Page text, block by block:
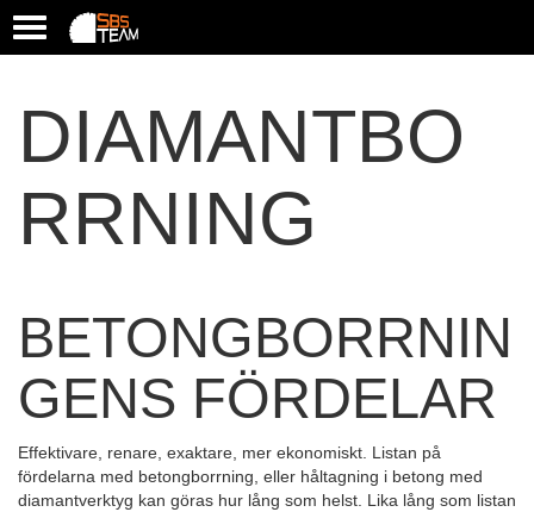
T
l
a
v
i
i
o
n
DIAMANTBO
RRNING
BETONGBORRNIN
GENS FÖRDELAR
Effektivare, renare, exaktare, mer ekonomiskt. Listan på
fördelarna med betongborrning, eller håltagning i betong med
diamantverktyg kan göras hur lång som helst. Lika lång som listan